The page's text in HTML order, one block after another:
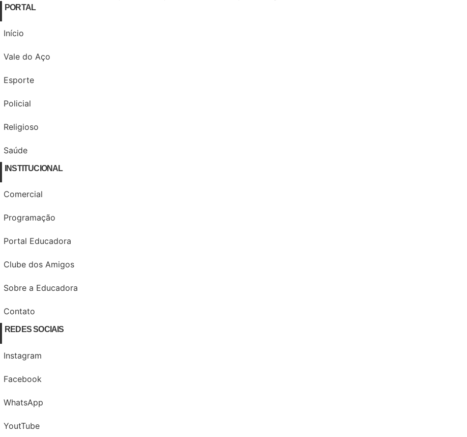
PORTAL
Início
Vale do Aço
Esporte
Policial
Religioso
Saúde
INSTITUCIONAL
Comercial
Programação
Portal Educadora
Clube dos Amigos
Sobre a Educadora
Contato
REDES SOCIAIS
Instagram
Facebook
WhatsApp
YoutTube